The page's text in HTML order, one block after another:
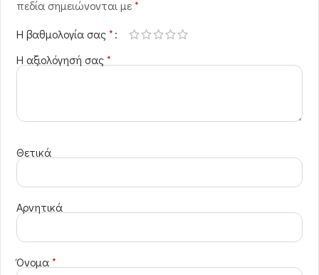
πεδία σημειώνονται με*
Η βαθμολογία σας*
Η αξιολόγησή σας*
Θετικά
Αρνητικά
Όνομα*